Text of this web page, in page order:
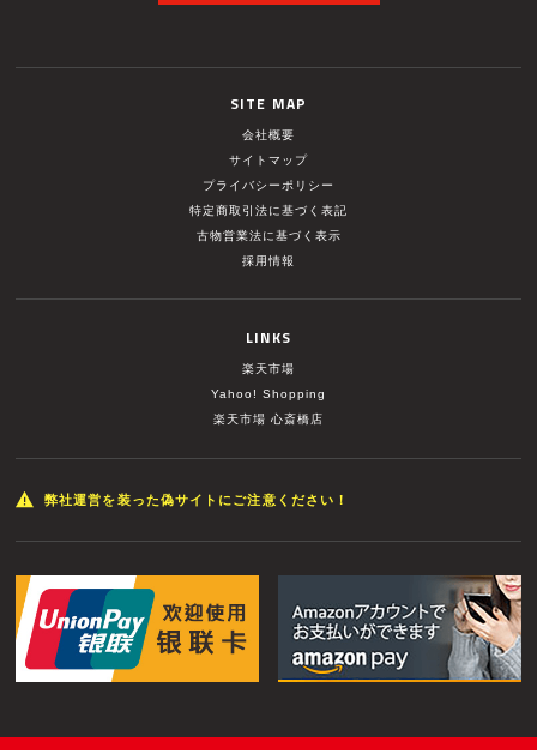
SITE MAP
会社概要
サイトマップ
プライバシーポリシー
特定商取引法に基づく表記
古物営業法に基づく表示
採用情報
LINKS
楽天市場
Yahoo! Shopping
楽天市場 心斎橋店
弊社運営を装った偽サイトにご注意ください！